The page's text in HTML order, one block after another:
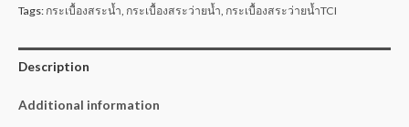
Tags: กระเบื้องสระน้ำ, กระเบื้องสระว่ายน้ำ, กระเบื้องสระว่ายน้ำTCI
Description
Additional information